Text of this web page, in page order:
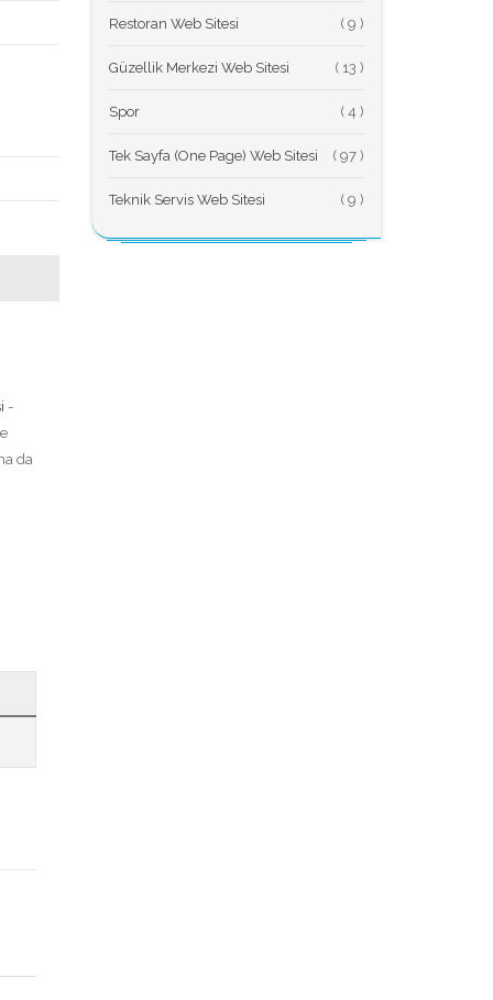
-
da
Restoran Web Sitesi (
Güzellik Merkezi Web Sitesi (
Spor (
Tek Sayfa (One Page) Web Sitesi (
Teknik Servis Web Sitesi (